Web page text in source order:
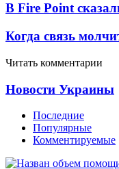
В Fire Point
Когда связь
Читать комментарии
Новости Украины
Последние
Популярные
Комментируемые